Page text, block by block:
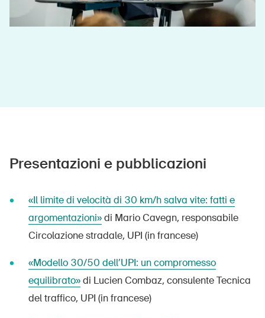
DE FR IT EN
Home
Abbonati alla newsletter
Presentazioni e pubblicazioni
«Il limite di velocità di 30 km/h salva vite: fatti e
argomentazioni»di Mario Cavegn, responsabile
Circolazione stradale, UPI (in francese)
«Modello 30/50 dell’UPI: un compromesso
equilibrato»di Lucien Combaz, consulente Tecnica
del traffico, UPI (in francese)